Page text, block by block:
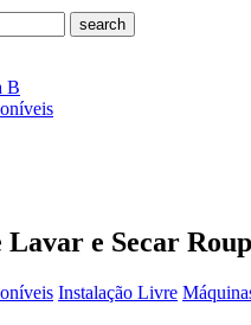
search
B
e Secar
Instalação Livre